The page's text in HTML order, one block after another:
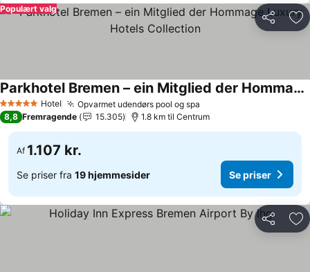
Del
Populært valg
5 Stjerner Hotel Opvarmet udendørs pool og spa
Parkhotel Bremen – ein Mitglied der Hommage Luxury Hotels Collection
8,8 Fremragende 15.305 1.8 km til Centrum
Af 1.107 kr.
Se priser fra 19 hjemmesider Se priser
Del